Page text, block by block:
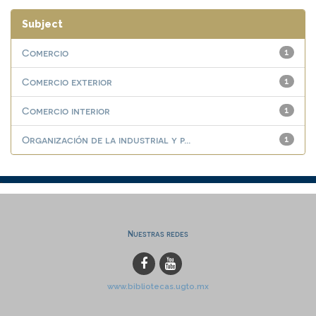
Subject
1
Comercio
1
Comercio exterior
1
Comercio interior
1
Organización de la industrial y p...
Nuestras redes
www.bibliotecas.ugto.mx